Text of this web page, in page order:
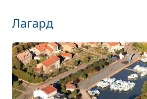
Домашние животные
Паркинг
Финальная уборка
Лагард